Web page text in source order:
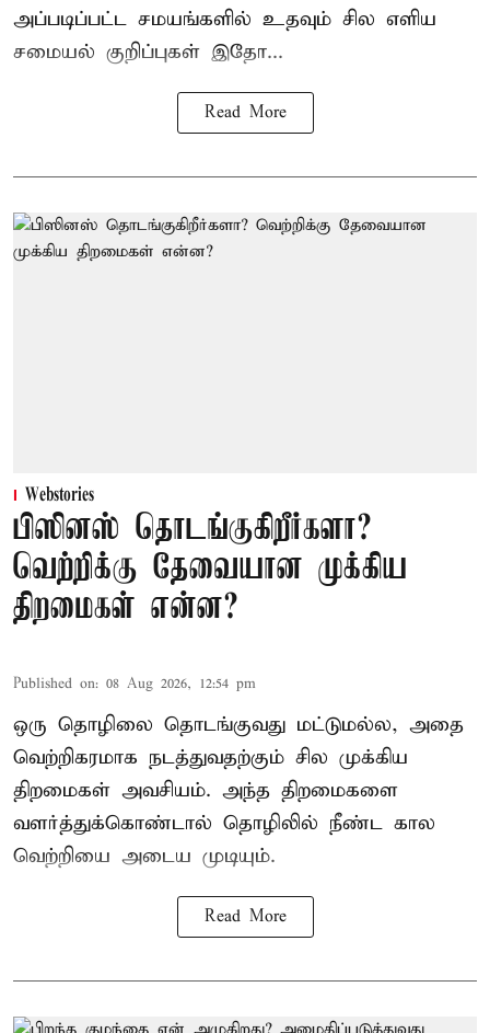
அப்படிப்பட்ட சமயங்களில் உதவும் சில எளிய
சமையல் குறிப்புகள் இதோ...
Read More
Webstories
பிஸினஸ் தொடங்குகிறீர்களா?
வெற்றிக்கு தேவையான முக்கிய
திறமைகள் என்ன?
Published on: 08 Aug 2026, 12:54 pm
ஒரு தொழிலை தொடங்குவது மட்டுமல்ல, அதை
வெற்றிகரமாக நடத்துவதற்கும் சில முக்கிய
திறமைகள் அவசியம். அந்த திறமைகளை
வளர்த்துக்கொண்டால் தொழிலில் நீண்ட கால
வெற்றியை அடைய முடியும்.
Read More